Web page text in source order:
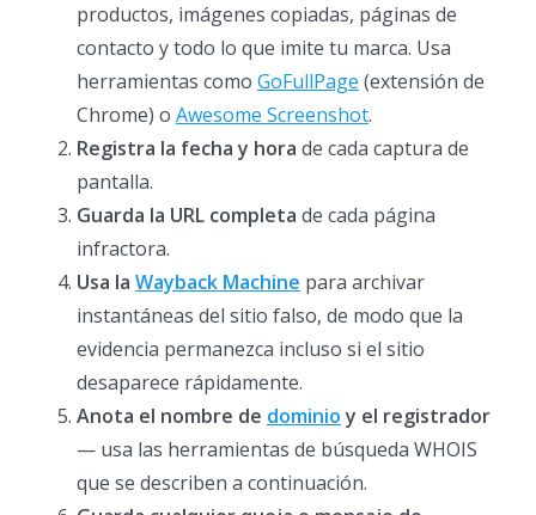
productos, imágenes copiadas, páginas de
contacto y todo lo que imite tu marca. Usa
herramientas como GoFullPage (extensión de
Chrome) o Awesome Screenshot.
Registra la fecha y hora de cada captura de
pantalla.
Guarda la URL completa de cada página
infractora.
Usa la Wayback Machine para archivar
instantáneas del sitio falso, de modo que la
evidencia permanezca incluso si el sitio
desaparece rápidamente.
Anota el nombre de dominioy el registrador
— usa las herramientas de búsqueda WHOIS
que se describen a continuación.